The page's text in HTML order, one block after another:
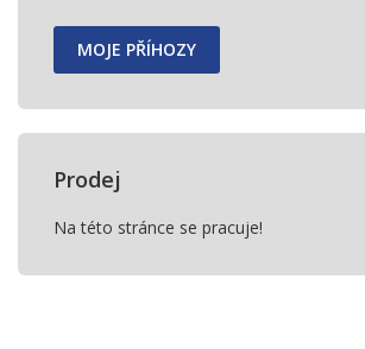
MOJE PŘÍHOZY
Prodej
Na této stránce se pracuje!